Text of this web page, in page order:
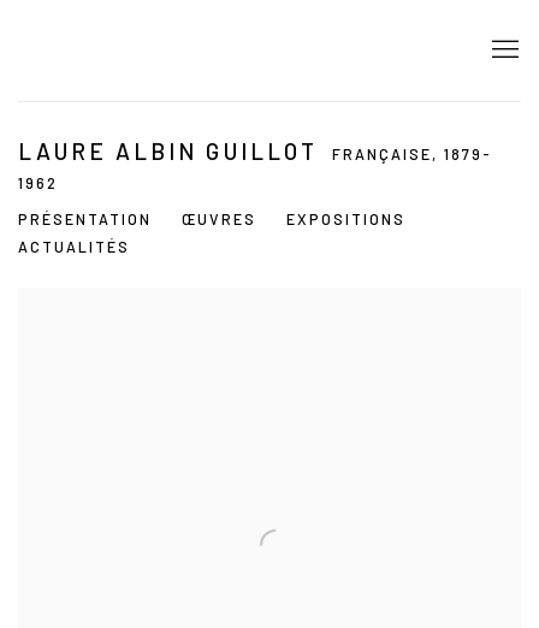
LAURE ALBIN GUILLOT FRANÇAISE, 1879-
1962
PRÉSENTATION
ŒUVRES
EXPOSITIONS
ACTUALITÉS